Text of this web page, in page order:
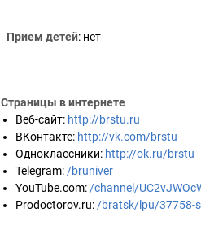
Прием детей: нет
Страницы в интернете
Веб-сайт: http://brstu.ru
ВКонтакте: http://vk.com/brstu
Одноклассники: http://ok.ru/brstu
Telegram: /bruniver
YouTube.com: /channel/
Prodoctorov.ru: /bratsk/lpu/37758-